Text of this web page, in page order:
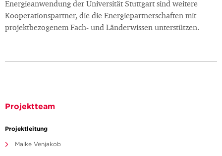
Energieanwendung der Universität Stuttgart sind weitere
Kooperationspartner, die die Energiepartnerschaften mit
projektbezogenem Fach- und Länderwissen unterstützen.
Projektteam
Projektleitung
Maike Venjakob